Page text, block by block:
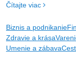
zároveň vytvorí
Čítajte viac
Biznis a podnikanie
Zdravie a krása
Umenie a zábava